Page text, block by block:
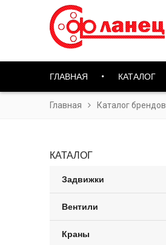
ГЛАВНАЯ КАТАЛОГ
Главная Каталог брендов
КАТАЛОГ
Задвижки
Вентили
Краны